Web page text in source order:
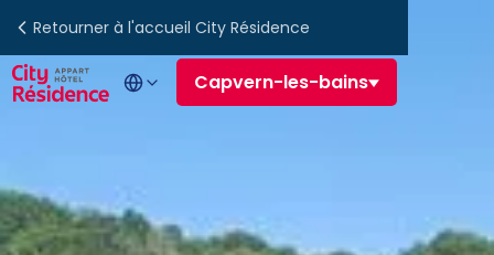
Retourner à l'accueil City Résidence
Capvern-les-bains